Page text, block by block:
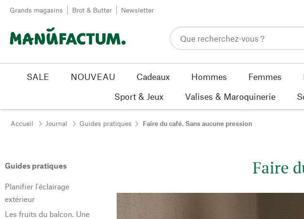
Passer au contenu
Grands magasins Brot & Butter Newsletter
SALE NOUVEAU Cadeaux Hommes Femmes
Sport & Jeux
Valises & Maroquinerie
Accueil Journal Guides pratiques Faire du café. Sans aucune pression
Guides pratiques
Planifier l'éclairage
extérieur
Les fruits du balcon. Une
Faire